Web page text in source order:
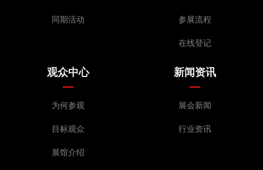
同期活动 参展流程
在线登记
观众中心
为何参观
目标观众
展馆介绍
新闻资讯
展会新闻
行业资讯